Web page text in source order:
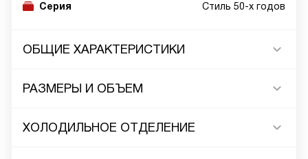
Серия Стиль 50-х годов
ОБЩИЕ ХАРАКТЕРИСТИКИ
РАЗМЕРЫ И ОБЪЕМ
ХОЛОДИЛЬНОЕ ОТДЕЛЕНИЕ